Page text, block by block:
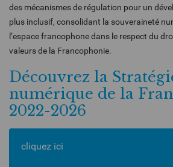
des mécanismes de régulation pour un
plus inclusif, consolidant la souveraineté
l’espace francophone dans le respect du
valeurs de la Francophonie.
Découvrez la
numérique de la
2022-2026
cliquez ici